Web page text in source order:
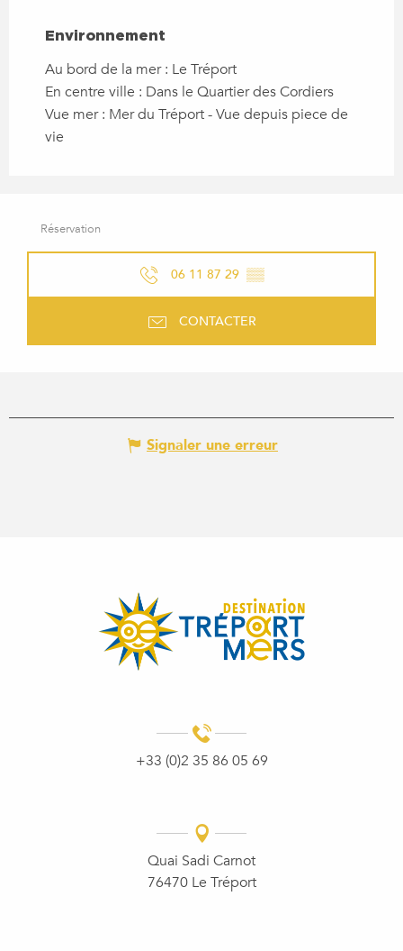
ENVIRONNEMENT
Environnement
Au bord de la mer : Le Tréport
En centre ville : Dans le Quartier des Cordiers
Vue mer : Mer du Tréport - Vue depuis piece de
vie
Réservation
06 11 87 29 ▒▒
CONTACTER
Signaler une erreur
+33 (0)2 35 86 05 69
Quai Sadi Carnot
76470 Le Tréport